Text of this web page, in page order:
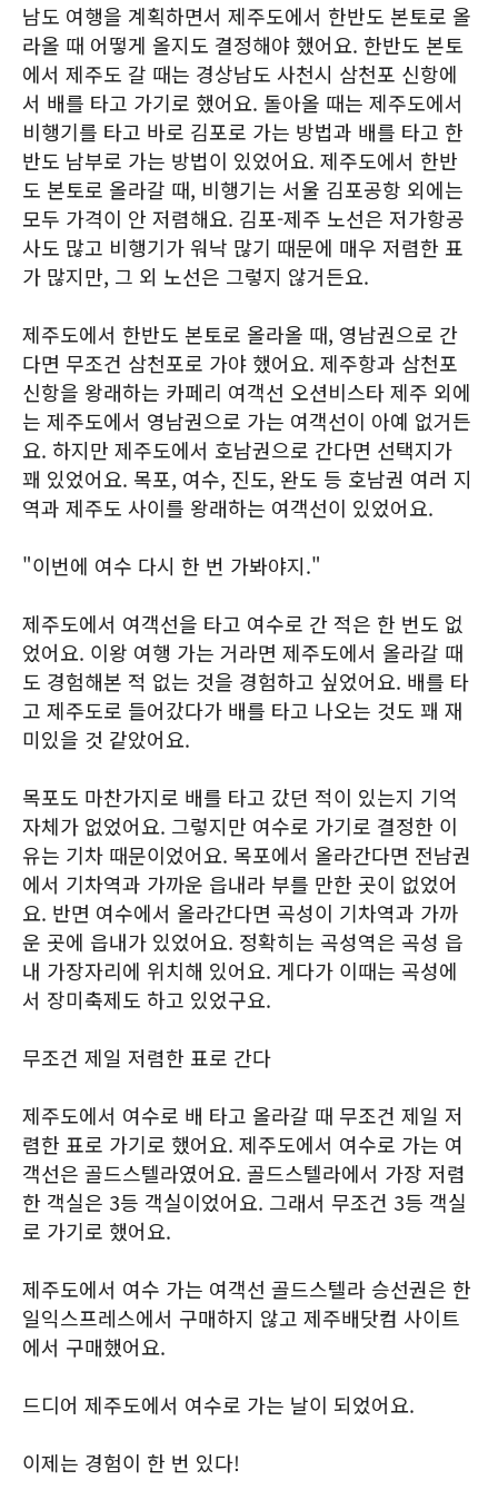
남도 여행을 계획하면서 제주도에서 한반도 본토로 올
라올 때 어떻게 올지도 결정해야 했어요. 한반도 본토
에서 제주도 갈 때는 경상남도 사천시 삼천포 신항에
서 배를 타고 가기로 했어요. 돌아올 때는 제주도에서
비행기를 타고 바로 김포로 가는 방법과 배를 타고 한
반도 남부로 가는 방법이 있었어요. 제주도에서 한반
도 본토로 올라갈 때, 비행기는 서울 김포공항 외에는
모두 가격이 안 저렴해요. 김포-제주 노선은 저가항공
사도 많고 비행기가 워낙 많기 때문에 매우 저렴한 표
가 많지만, 그 외 노선은 그렇지 않거든요.
제주도에서 한반도 본토로 올라올 때, 영남권으로 간
다면 무조건 삼천포로 가야 했어요. 제주항과 삼천포
신항을 왕래하는 카페리 여객선 오션비스타 제주 외에
는 제주도에서 영남권으로 가는 여객선이 아예 없거든
요. 하지만 제주도에서 호남권으로 간다면 선택지가
꽤 있었어요. 목포, 여수, 진도, 완도 등 호남권 여러 지
역과 제주도 사이를 왕래하는 여객선이 있었어요.
"이번에 여수 다시 한 번 가봐야지."
제주도에서 여객선을 타고 여수로 간 적은 한 번도 없
었어요. 이왕 여행 가는 거라면 제주도에서 올라갈 때
도 경험해본 적 없는 것을 경험하고 싶었어요. 배를 타
고 제주도로 들어갔다가 배를 타고 나오는 것도 꽤 재
미있을 것 같았어요.
목포도 마찬가지로 배를 타고 갔던 적이 있는지 기억
자체가 없었어요. 그렇지만 여수로 가기로 결정한 이
유는 기차 때문이었어요. 목포에서 올라간다면 전남권
에서 기차역과 가까운 읍내라 부를 만한 곳이 없었어
요. 반면 여수에서 올라간다면 곡성이 기차역과 가까
운 곳에 읍내가 있었어요. 정확히는 곡성역은 곡성 읍
내 가장자리에 위치해 있어요. 게다가 이때는 곡성에
서 장미축제도 하고 있었구요.
무조건 제일 저렴한 표로 간다
제주도에서 여수로 배 타고 올라갈 때 무조건 제일 저
렴한 표로 가기로 했어요. 제주도에서 여수로 가는 여
객선은 골드스텔라였어요. 골드스텔라에서 가장 저렴
한 객실은 3등 객실이었어요. 그래서 무조건 3등 객실
로 가기로 했어요.
제주도에서 여수 가는 여객선 골드스텔라 승선권은 한
일익스프레스에서 구매하지 않고 제주배닷컴 사이트
에서 구매했어요.
드디어 제주도에서 여수로 가는 날이 되었어요.
이제는 경험이 한 번 있다!